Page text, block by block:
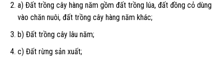
a) Đất trồng cây hàng năm gồm đất trồng lúa, đất đồng cỏ dùng
vào chăn nuôi, đất trồng cây hàng năm khác;
b) Đất trồng cây lâu năm;
c) Đất rừng sản xuất;